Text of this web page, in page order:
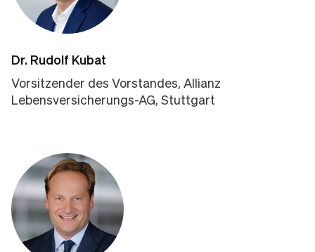
Dr. Rudolf Kubat
Vorsitzender des Vorstandes, Allianz
Lebensversicherungs-AG, Stuttgart